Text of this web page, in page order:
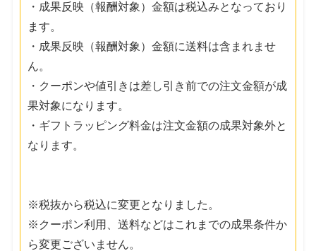
・成果反映（報酬対象）金額は税込みとなっており
ます。
・成果反映（報酬対象）金額に送料は含まれませ
ん。
・クーポンや値引きは差し引き前での注文金額が成
果対象になります。
・ギフトラッピング料金は注文金額の成果対象外と
なります。
※税抜から税込に変更となりました。
※クーポン利用、送料などはこれまでの成果条件か
ら変更ございません。